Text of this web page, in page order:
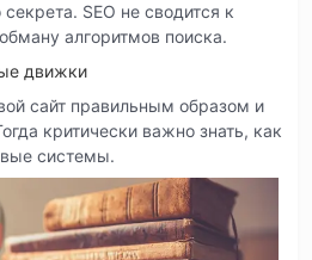
SEO не сводится к
алгоритмов поиска.
движки
сайт правильным образом и
критически важно знать, как
системы.